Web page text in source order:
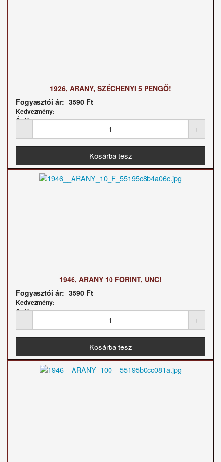
1926, ARANY, SZÉCHENYI 5 PENGŐ!
Fogyasztói ár: 3590 Ft
Kedvezmény:
Ár / kg:
1946, ARANY 10 FORINT, UNC!
Fogyasztói ár: 3590 Ft
Kedvezmény:
Ár / kg: